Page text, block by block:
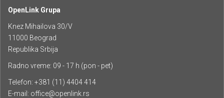
OpenLink Grupa
Knez Mihailova 30/V
11000 Beograd
Republika Srbija
Radno vreme: 09 - 17 h (pon - pet)
Telefon: +381 (11) 4404 414
E-mail: office@openlink.rs